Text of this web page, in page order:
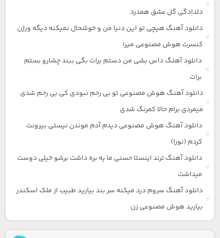
دلدادگی گل عشق همدرد
دانلود آهنگ هیچی تو این دنیا من و خوشحال نمیکنه دیگه ورژن
کنسرت هوش مصنوعی میرا
دانلود آهنگ داس بشی من دستم برات بگی ببند چشارو بستم
برات
دانلود آهنگ هوش مصنوعی تو بی رحم نبودی کی بی رحم شدی
میمردی برام حالا کمرنگ شدی
دانلود آهنگ هوش مصنوعی دیدم آدم موندن نیستی بیرونت
کردم (نورا)
دانلود آهنگ ترند اینستا حسنی ما یه بره داشت برشو خیلی دوست
میداشت
دانلود آهنگ سروم درد میکنه سر بند بیارید طبیب از ملک اسکندر
بیارید هوش مصنوعی زن